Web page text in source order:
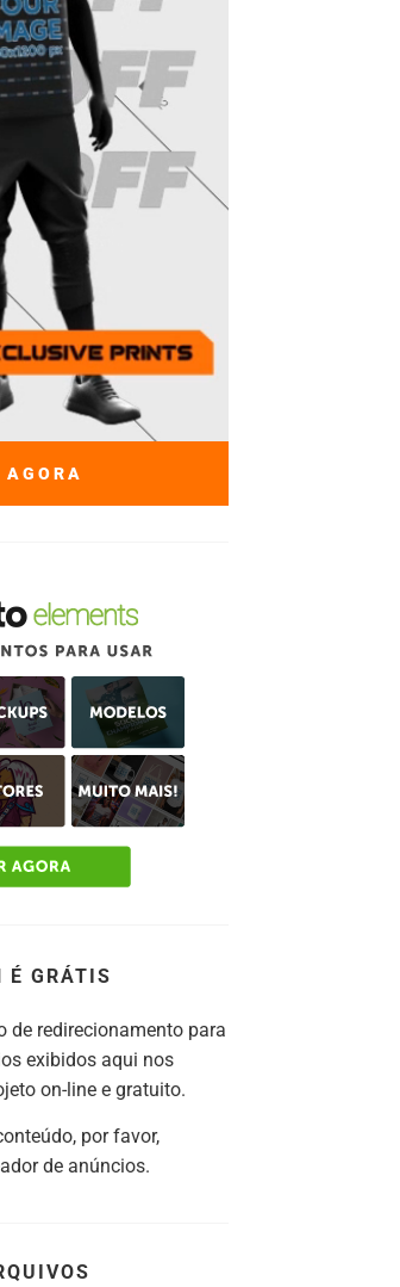
É GRÁTIS
de redirecionamento para
exibidos aqui nos
on-line e gratuito.
por favor,
de anúncios.